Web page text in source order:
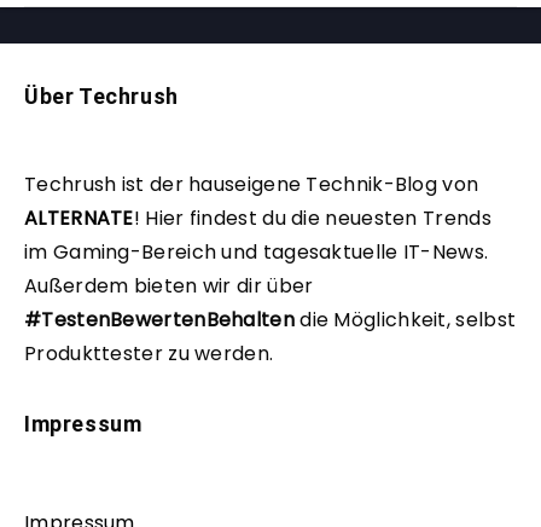
Über Techrush
Techrush ist der hauseigene Technik-Blog von
ALTERNATE! Hier findest du die neuesten Trends
im Gaming-Bereich und tagesaktuelle IT-News.
Außerdem bieten wir dir über
#TestenBewertenBehaltendie Möglichkeit, selbst
Produkttester zu werden.
Impressum